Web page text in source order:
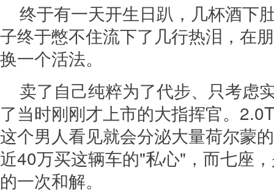
终于有一天开生日趴，几杯酒下
子终于憋不住流下了几行热泪，在
换一个活法。
卖了自己纯粹为了代步、只考虑
了当时刚刚才上市的大指挥官。
这个男人看见就会分泌大量荷尔蒙
近40万买这辆车的"私心"，而七座
的一次和解。